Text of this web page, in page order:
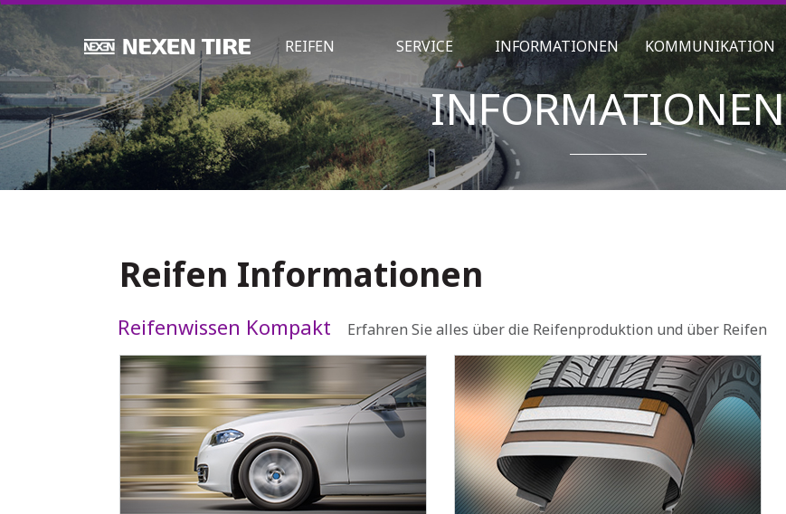
REIFEN SERVICE INFORMATIONEN KOMMUNIKATION
INFORMATIONEN
Reifen Informationen
Reifenwissen Kompakt Erfahren Sie alles über die Reifenproduktion und über Reifen